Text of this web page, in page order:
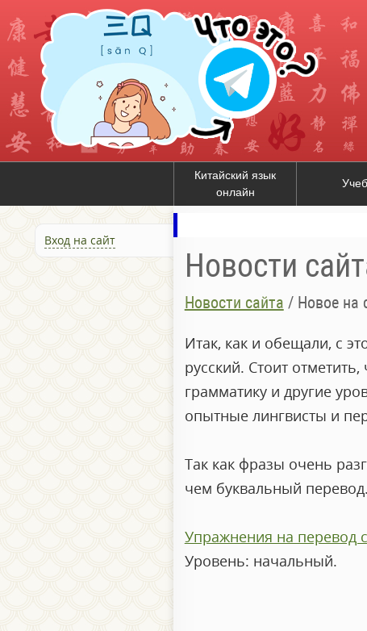
Китайский язык
онлайн
Вход на сайт
Новости
Новости сайта / Новое на
Итак, как и обещали, с
русский. Стоит
грамматику и другие
опытные лингвисты и
Так как фразы очень
чем буквальный
Упражнения на перевод
Уровень: начальный.